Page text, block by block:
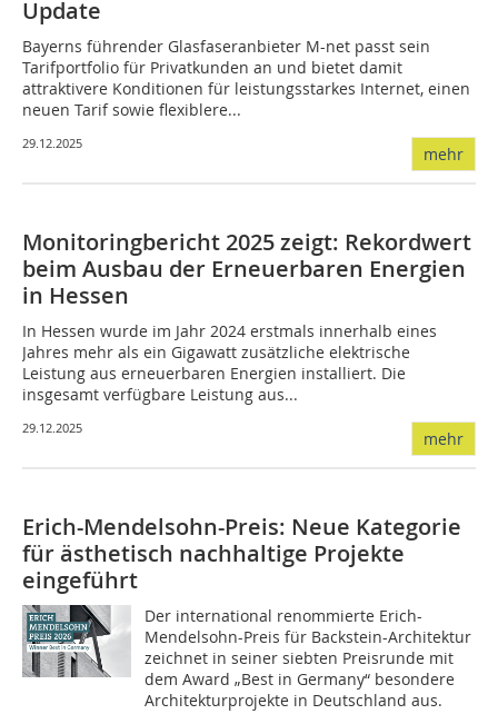
Update
Bayerns führender Glasfaseranbieter M-net passt sein
Tarifportfolio für Privatkunden an und bietet damit
attraktivere Konditionen für leistungsstarkes Internet, einen
neuen Tarif sowie flexiblere...
29.12.2025
mehr
Monitoringbericht 2025 zeigt: Rekordwert
beim Ausbau der Erneuerbaren Energien
in Hessen
In Hessen wurde im Jahr 2024 erstmals innerhalb eines
Jahres mehr als ein Gigawatt zusätzliche elektrische
Leistung aus erneuerbaren Energien installiert. Die
insgesamt verfügbare Leistung aus...
29.12.2025
mehr
Erich-Mendelsohn-Preis: Neue Kategorie
für ästhetisch nachhaltige Projekte
eingeführt
Der international renommierte Erich-
Mendelsohn-Preis für Backstein-Architektur
zeichnet in seiner siebten Preisrunde mit
dem Award „Best in Germany“ besondere
Architekturprojekte in Deutschland aus.